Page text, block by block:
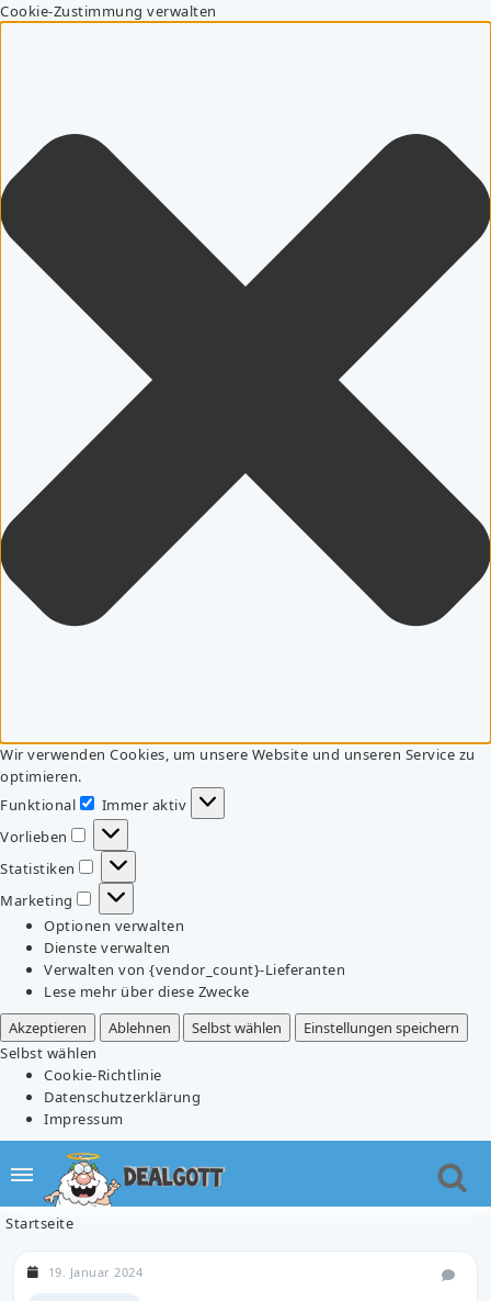
Cookie-Zustimmung verwalten
Wir verwenden Cookies, um unsere Website und unseren Service zu
optimieren.
Funktional
Funktional
Immer aktiv
Vorlieben
Vorlieben
Statistiken
Statistiken
Marketing
Marketing
Optionen verwalten
Dienste verwalten
Verwalten von {vendor_count}-Lieferanten
Lese mehr über diese Zwecke
Akzeptieren
Ablehnen Selbst wählen
Einstellungen speichern
Selbst wählen
Cookie-Richtlinie
Datenschutzerklärung
Impressum
Startseite
19. Januar 2024